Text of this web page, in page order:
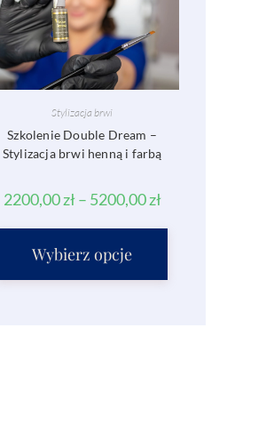
Stylizacja brwi
Szkolenie Double Dream –
Stylizacja brwi henną i farbą
2200,00zł– 5200,00zł
Wybierz opcje